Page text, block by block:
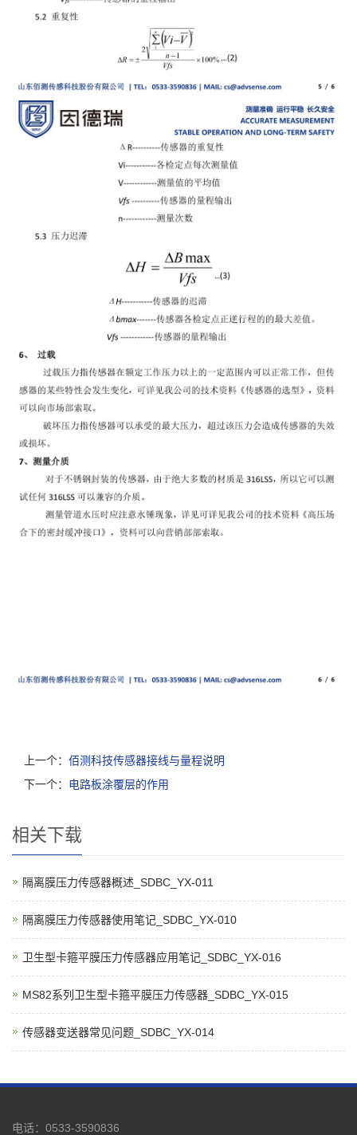
上一个： 佰测科技传感器接线与量程说明
下一个： 电路板涂覆层的作用
相关下载
隔离膜压力传感器概述_SDBC_YX-011
隔离膜压力传感器使用笔记_SDBC_YX-010
卫生型卡箍平膜压力传感器应用笔记_SDBC_YX-016
MS82系列卫生型卡箍平膜压力传感器_SDBC_YX-015
传感器变送器常见问题_SDBC_YX-014
电话：0533-3590836